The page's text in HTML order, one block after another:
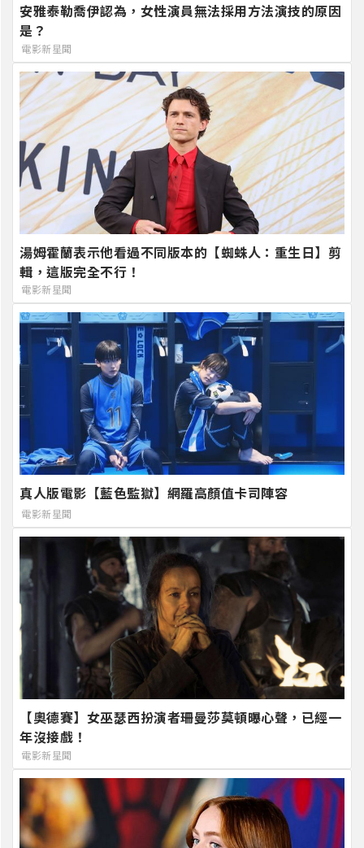
安雅泰勒喬伊認為，女性演員無法採用方法演技的原因
是？
電影新星聞
湯姆霍蘭表示他看過不同版本的【蜘蛛人：重生日】剪
輯，這版完全不行！
電影新星聞
真人版電影【藍色監獄】網羅高顏值卡司陣容
電影新星聞
【奧德賽】女巫瑟西扮演者珊曼莎莫頓曝心聲，已經一
年沒接戲！
電影新星聞